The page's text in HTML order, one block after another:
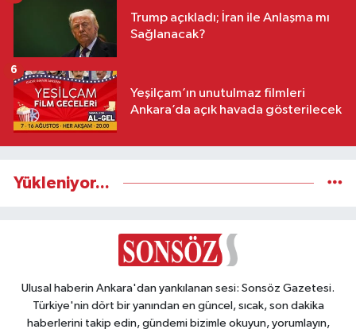
Trump açıkladı; İran ile Anlaşma mı
Sağlanacak?
Yeşilçam’ın unutulmaz filmleri
Ankara’da açık havada gösterilecek
6
Yükleniyor...
Ulusal haberin Ankara'dan yankılanan sesi: Sonsöz Gazetesi.
Türkiye'nin dört bir yanından en güncel, sıcak, son dakika
haberlerini takip edin, gündemi bizimle okuyun, yorumlayın,